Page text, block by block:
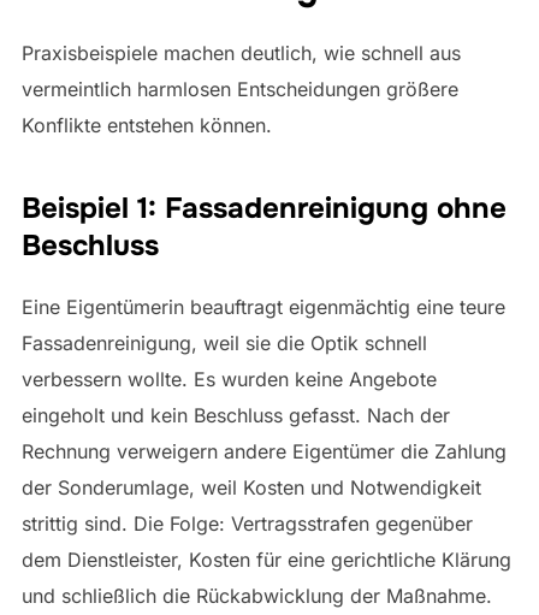
Praxisbeispiele machen deutlich, wie schnell aus
vermeintlich harmlosen Entscheidungen größere
Konflikte entstehen können.
Beispiel 1: Fassadenreinigung ohne
Beschluss
Eine Eigentümerin beauftragt eigenmächtig eine teure
Fassadenreinigung, weil sie die Optik schnell
verbessern wollte. Es wurden keine Angebote
eingeholt und kein Beschluss gefasst. Nach der
Rechnung verweigern andere Eigentümer die Zahlung
der Sonderumlage, weil Kosten und Notwendigkeit
strittig sind. Die Folge: Vertragsstrafen gegenüber
dem Dienstleister, Kosten für eine gerichtliche Klärung
und schließlich die Rückabwicklung der Maßnahme.